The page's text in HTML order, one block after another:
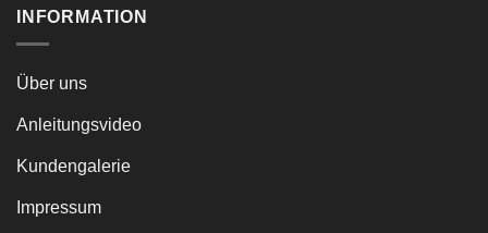
INFORMATION
Über uns
Anleitungsvideo
Kundengalerie
Impressum